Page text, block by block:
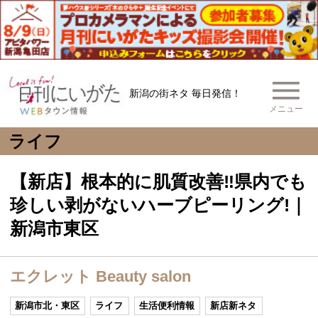
新潟の街ネタ 毎日発信！
メニュー
ライフ
【新店】根本的に肌質改善‼県内でも
珍しい剥がないハーブピーリング!｜
新潟市東区
エクレット Beauty salon
新潟市北・東区 ライフ 生活便利情報 新店新ネタ